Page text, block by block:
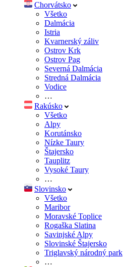
Chorvátsko
Všetko
Dalmácia
Istria
Kvarnerský záliv
Ostrov Krk
Ostrov Pag
Severná Dalmácia
Stredná Dalmácia
Vodice
…
Rakúsko
Všetko
Alpy
Korutánsko
Nízke Taury
Štajersko
Tauplitz
Vysoké Taury
…
Slovinsko
Všetko
Maribor
Moravské Toplice
Rogaška Slatina
Savinjské Alpy
Slovinské Štajersko
Triglavský národný park
…